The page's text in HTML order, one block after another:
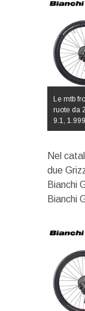
Le mtb
ruote da
9.1,
Nel
due
Bianchi
Bianchi